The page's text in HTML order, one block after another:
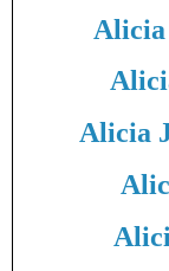
Alicia